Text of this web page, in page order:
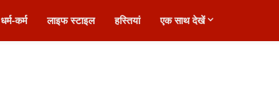
धर्म-कर्म लाइफ स्टाइल हस्तियां एक साथ देखें